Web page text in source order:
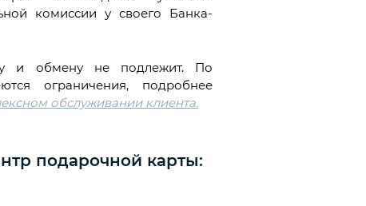
комиссии у своего Банка-
и обмену не подлежит. По
ограничения, подробнее
обслуживании клиента.
подарочной карты: